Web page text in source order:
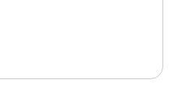
ネット
を溶かして自己嫌悪にな